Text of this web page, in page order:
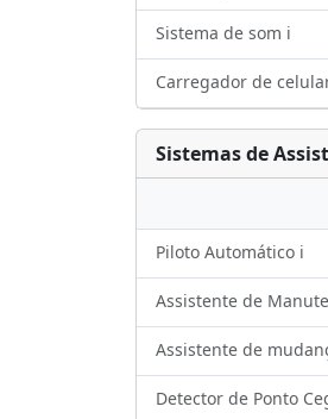
Sistema de som ℹ️
Carregador de
Sistemas de
Piloto Automático ℹ️
Assistente de
Assistente de
Detector de Ponto